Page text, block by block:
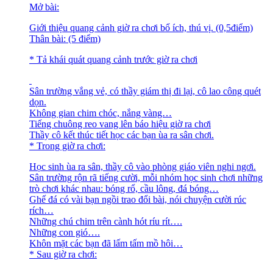
Mở bài:
Giới thiệu quang cảnh giờ ra chơi bổ ích, thú vị. (0,5điểm)
Thân bài: (5 điểm)
* Tả khái quát quang cảnh trước giờ ra chơi
Sân trường vắng vẻ, có thầy giám thị đi lại, cô lao công quét
dọn.
Không gian chim chóc, nắng vàng…
Tiếng chuông reo vang lên báo hiệu giờ ra chơi
Thầy cô kết thúc tiết học các bạn ùa ra sân chơi.
* Trong giờ ra chơi:
Học sinh ùa ra sân, thầy cô vào phòng giáo viên nghi ngơi.
Sân trường rộn rã tiếng cười, mỗi nhóm học sinh chơi những
trò chơi khác nhau: bóng rổ, cầu lông, đá bóng…
Ghế đá có vài bạn ngồi trao đổi bài, nói chuyện cười rúc
rích…
Những chú chim trên cành hót ríu rít….
Những con gió….
Khôn mặt các bạn đã lấm tấm mồ hôi…
* Sau giờ ra chơi: